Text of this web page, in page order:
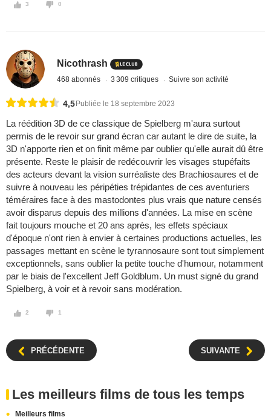
3 0
Nicothrash
468 abonnés 3 309 critiques Suivre son activité
4,5 Publiée le 18 septembre 2023
La réédition 3D de ce classique de Spielberg m'aura surtout
permis de le revoir sur grand écran car autant le dire de suite, la
3D n'apporte rien et on finit même par oublier qu'elle aurait dû être
présente. Reste le plaisir de redécouvrir les visages stupéfaits
des acteurs devant la vision surréaliste des Brachiosaures et de
suivre à nouveau les péripéties trépidantes de ces aventuriers
téméraires face à des mastodontes plus vrais que nature censés
avoir disparus depuis des millions d'années. La mise en scène
fait toujours mouche et 20 ans après, les effets spéciaux
d'époque n'ont rien à envier à certaines productions actuelles, les
passages mettant en scène le tyrannosaure sont tout simplement
exceptionnels, sans oublier la petite touche d'humour, notamment
par le biais de l'excellent Jeff Goldblum. Un must signé du grand
Spielberg, à voir et à revoir sans modération.
2 1
PRÉCÉDENTE SUIVANTE
Les meilleurs films de tous les temps
Meilleurs films